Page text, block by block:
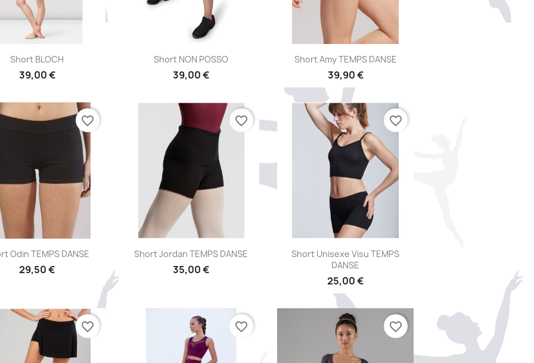
Aperçu rapide
Short BLOCH
39,00 €
Aperçu rapide
Short NON POSSO
39,00 €
 Aperçu rapide
Short Amy TEMPS DANSE
39,90 €
Aperçu rapide
Odin TEMPS DANSE
29,50 €
favorite_border
Aperçu rapide
Short Jordan TEMPS DANSE
35,00 €
favorite_border
 Aperçu rapide
Short Unisexe Visu TEMPS
DANSE
25,00 €
favorite_border
favorite_border favorite_border favorite_border